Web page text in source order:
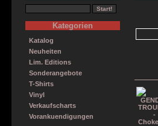
Kategorien
Katalog
Neuheiten
Lim. Editions
Sonderangebote
T-Shirts
Vinyl
Verkaufscharts
Vorankuendigungen